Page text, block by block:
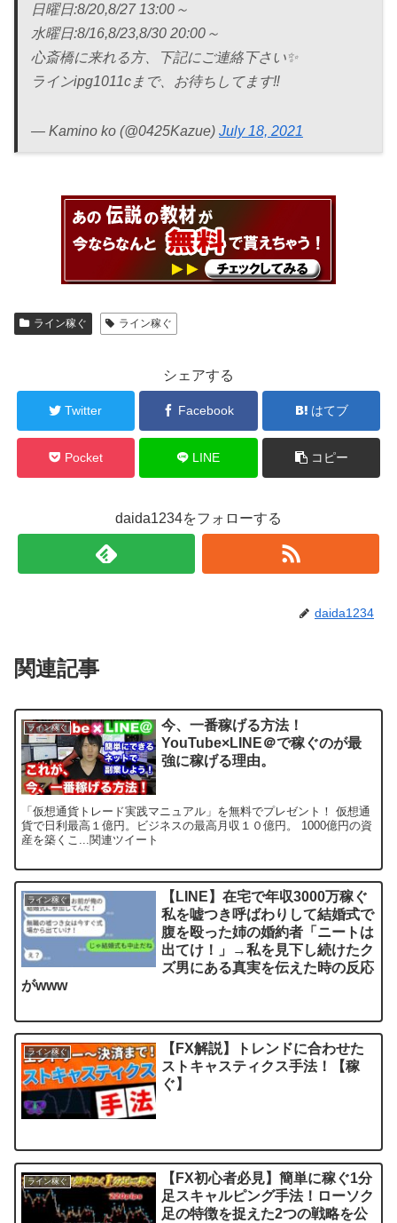
日曜日:8/20,8/27 13:00～
水曜日:8/16,8/23,8/30 20:00～
心斎橋に来れる方、下記にご連絡下さい✨
ラインipg1011cまで、お待ちしてます‼
— Kamino ko (@0425Kazue) July 18, 2021
ライン稼ぐ ライン稼ぐ
シェアする
Twitter Facebook はてブ
Pocket LINE コピー
daida1234をフォローする
daida1234
関連記事
ライン稼ぐ
今、一番稼げる方法！
YouTube×LINE＠で稼ぐのが最
強に稼げる理由。
「仮想通貨トレード実践マニュアル」を無料でプレゼント！ 仮想通
貨で日利最高１億円。ビジネスの最高月収１０億円。 1000億円の資
産を築くこ...関連ツイート
ライン稼ぐ
【LINE】在宅で年収3000万稼ぐ
私を嘘つき呼ばわりして結婚式で
腹を殴った姉の婚約者「ニートは
出てけ！」→私を見下し続けたク
ズ男にある真実を伝えた時の反応
がwww
ライン稼ぐ
【FX解説】トレンドに合わせた
ストキャスティクス手法！【稼
ぐ】
ライン稼ぐ
【FX初心者必見】簡単に稼ぐ1分
足スキャルピング手法！ローソク
足の特徴を捉えた2つの戦略を公